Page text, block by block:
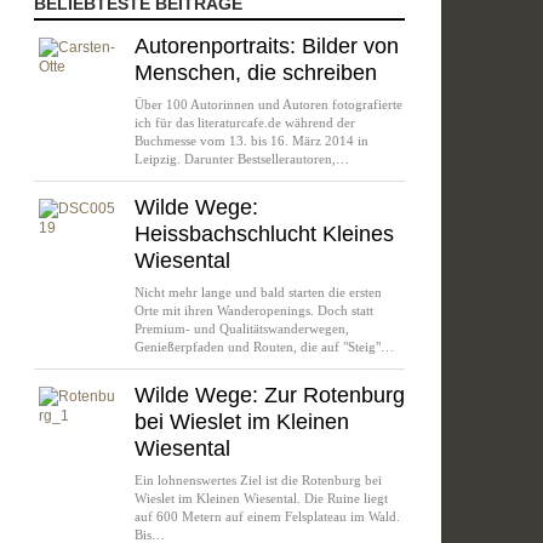
Autorenportraits: Bilder von
Menschen, die schreiben
Über 100 Autorinnen und Autoren fotografierte
ich für das literaturcafe.de während der
Buchmesse vom 13. bis 16. März 2014 in
Leipzig. Darunter Bestsellerautoren,…
Wilde Wege:
Heissbachschlucht Kleines
Wiesental
Nicht mehr lange und bald starten die ersten
Orte mit ihren Wanderopenings. Doch statt
Premium- und Qualitätswanderwegen,
Genießerpfaden und Routen, die auf "Steig"…
Wilde Wege: Zur Rotenburg
bei Wieslet im Kleinen
Wiesental
Ein lohnenswertes Ziel ist die Rotenburg bei
Wieslet im Kleinen Wiesental. Die Ruine liegt
auf 600 Metern auf einem Felsplateau im Wald.
Bis…